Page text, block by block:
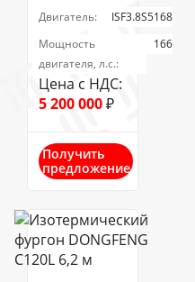
Двигатель:
ISF3.8S5168
Мощность
двигателя, л.с.:
166
Цена с НДС:
5 200 000₽
Получить
предложение